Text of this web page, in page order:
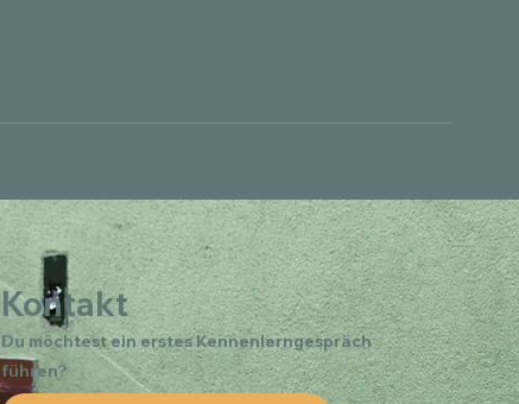
Kontakt
Du möchtest ein erstes Kennenlerngespräch
führen?